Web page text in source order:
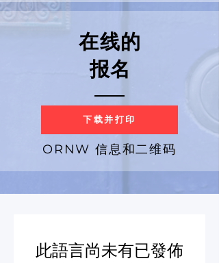
在线的
报名
下载并打印
ORNW 信息和二维码
此語言尚未有已發佈